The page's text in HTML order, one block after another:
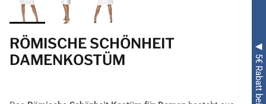
RÖMISCHE SCHÖNHEIT
DAMENKOSTÜM